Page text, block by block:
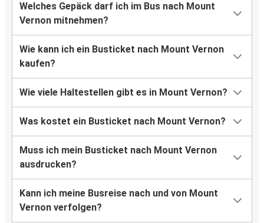
Welches Gepäck darf ich im Bus nach Mount
Vernon mitnehmen?
Wie kann ich ein Busticket nach Mount Vernon
kaufen?
Wie viele Haltestellen gibt es in Mount Vernon?
Was kostet ein Busticket nach Mount Vernon?
Muss ich mein Busticket nach Mount Vernon
ausdrucken?
Kann ich meine Busreise nach und von Mount
Vernon verfolgen?